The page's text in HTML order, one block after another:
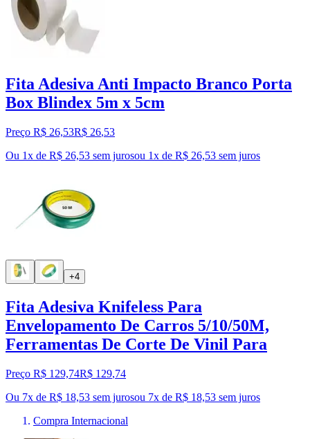
Fita Adesiva Anti Impacto Branco Porta
Box Blindex 5m x 5cm
Preço R$ 26,53R$ 26,53
Ou 1x de R$ 26,53 sem jurosou 1x de R$ 26,53 sem juros
+4
Fita Adesiva Knifeless Para
Envelopamento De Carros 5/10/50M,
Ferramentas De Corte De Vinil Para
Preço R$ 129,74R$ 129,74
Ou 7x de R$ 18,53 sem jurosou 7x de R$ 18,53 sem juros
Compra Internacional